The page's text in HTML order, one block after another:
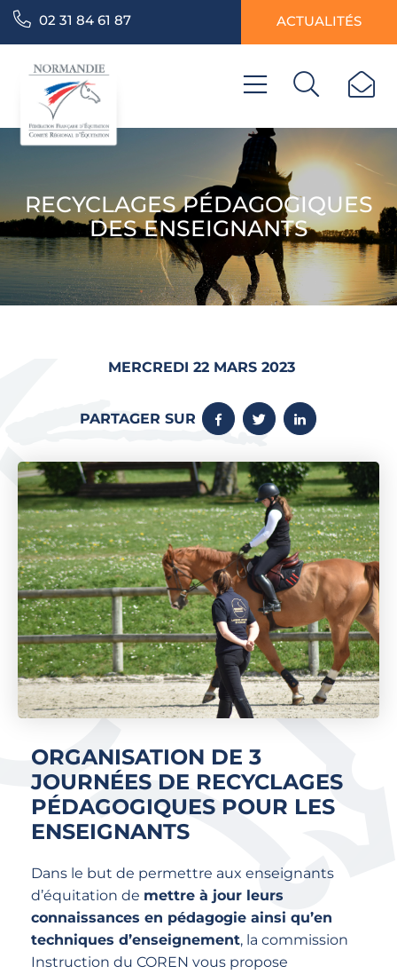
02 31 84 61 87 ACTUALITÉS
RECYCLAGES PÉDAGOGIQUES
DES ENSEIGNANTS
MERCREDI 22 MARS 2023
PARTAGER SUR
ORGANISATION DE 3
JOURNÉES DE RECYCLAGES
PÉDAGOGIQUES POUR LES
ENSEIGNANTS
Dans le but de permettre aux enseignants
d’équitation de mettre à jour leurs
connaissances en pédagogie ainsi qu’en
techniques d’enseignement, la commission
Instruction du COREN vous propose